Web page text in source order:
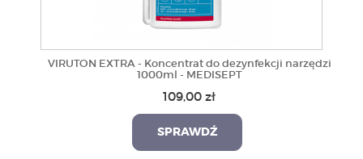
VIRUTON EXTRA - Koncentrat do dezynfekcji narzędzi
1000ml - MEDISEPT
109,00 zł
SPRAWDŹ